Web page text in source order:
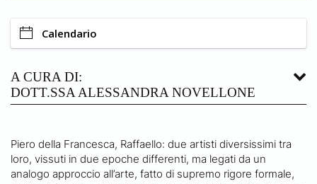
Calendario
A CURA DI:
DOTT.SSA ALESSANDRA NOVELLONE
Piero della Francesca, Raffaello: due artisti diversissimi tra
loro, vissuti in due epoche differenti, ma legati da un
analogo approccio all’arte, fatto di supremo rigore formale,